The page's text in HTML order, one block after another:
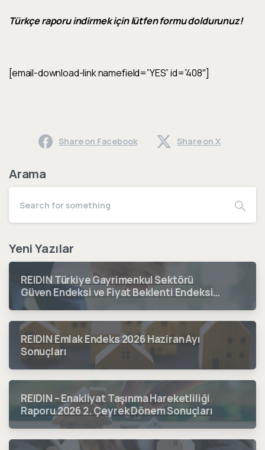
Türkçe raporu indirmek için lütfen formu doldurunuz!
[email-download-link namefield=”YES” id=”408″]
Share on Facebook Share on X
Arama
Yeni Yazılar
REIDIN Türkiye Gayrimenkul Sektörü
Güven Endeksi ve Fiyat Beklenti Endeksi
2026 3. Çeyrek Dönem Sonuçları
REIDIN Emlak Endeks 2026 Haziran Ayı
Sonuçları
REIDIN – Enakliyat Taşınma Hareketliliği
Raporu 2026 2. Çeyrek Dönem Sonuçları